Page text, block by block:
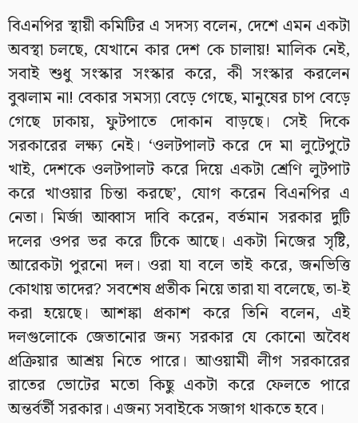
বিএনপির স্থায়ী কমিটির এ সদস্য বলেন, দেশে এমন একটা
অবস্থা চলছে, যেখানে কার দেশ কে চালায়! মালিক নেই,
সবাই শুধু সংস্কার সংস্কার করে, কী সংস্কার করলেন
বুঝলাম না! বেকার সমস্যা বেড়ে গেছে, মানুষের চাপ বেড়ে
গেছে ঢাকায়, ফুটপাতে দোকান বাড়ছে। সেই দিকে
সরকারের লক্ষ্য নেই। ‘ওলটপালট করে দে মা লুটেপুটে
খাই, দেশকে ওলটপালট করে দিয়ে একটা শ্রেণি লুটপাট
করে খাওয়ার চিন্তা করছে’, যোগ করেন বিএনপির এ
নেতা। মির্জা আব্বাস দাবি করেন, বর্তমান সরকার দুটি
দলের ওপর ভর করে টিকে আছে। একটা নিজের সৃষ্টি,
আরেকটা পুরনো দল। ওরা যা বলে তাই করে, জনভিত্তি
কোথায় তাদের? সবশেষ প্রতীক নিয়ে তারা যা বলেছে, তা-ই
করা হয়েছে। আশঙ্কা প্রকাশ করে তিনি বলেন, এই
দলগুলোকে জেতানোর জন্য সরকার যে কোনো অবৈধ
প্রক্রিয়ার আশ্রয় নিতে পারে। আওয়ামী লীগ সরকারের
রাতের ভোটের মতো কিছু একটা করে ফেলতে পারে
অন্তর্বর্তী সরকার। এজন্য সবাইকে সজাগ থাকতে হবে।